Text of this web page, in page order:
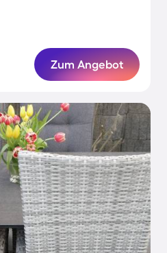
Zum Angebot